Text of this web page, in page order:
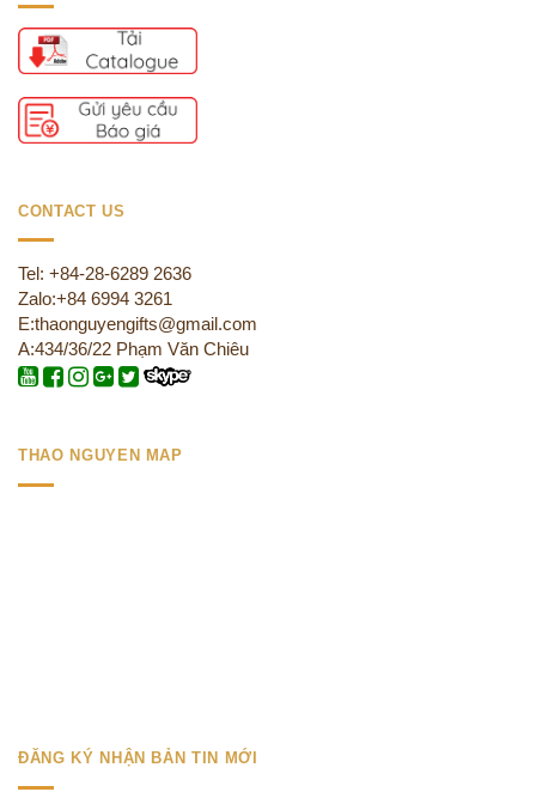
CONTACT US
Tel: +84-28-6289 2636
Zalo:+84 6994 3261
E:thaonguyengifts@gmail.com
A:434/36/22 Phạm Văn Chiêu
THAO NGUYEN MAP
ĐĂNG KÝ NHẬN BẢN TIN MỚI